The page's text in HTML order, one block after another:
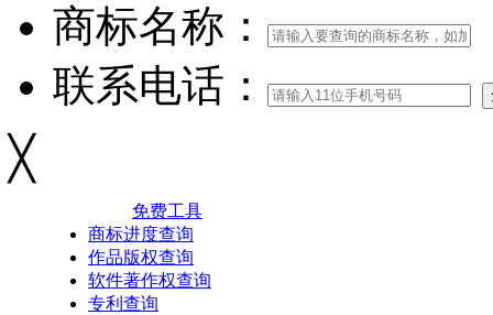
商标名称：
联系电话：
╳
免费工具
商标进度查询
作品版权查询
软件著作权查询
专利查询